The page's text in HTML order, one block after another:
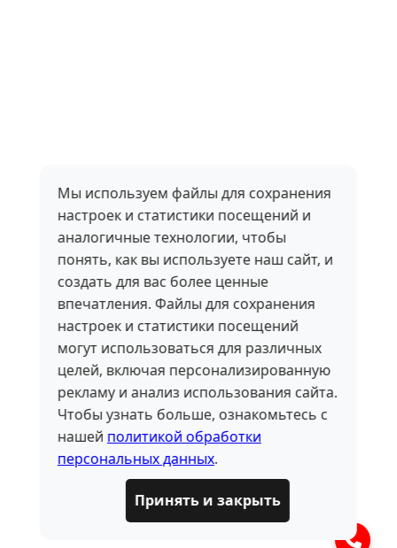
Мы используем файлы для сохранения
настроек и статистики посещений и
аналогичные технологии, чтобы
понять, как вы используете наш сайт, и
создать для вас более ценные
впечатления. Файлы для сохранения
настроек и статистики посещений
могут использоваться для различных
целей, включая персонализированную
рекламу и анализ использования сайта.
Чтобы узнать больше, ознакомьтесь с
нашей политикой обработки
персональных данных.
Принять и закрыть